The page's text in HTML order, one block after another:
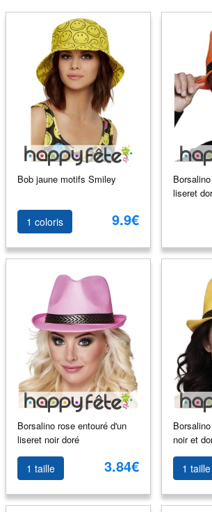
Bob jaune motifs Smiley
1 coloris 9.9€
liseret
Borsalino rose entouré d'un
liseret noir doré
1 taille 3.84€
noir et
1 taille